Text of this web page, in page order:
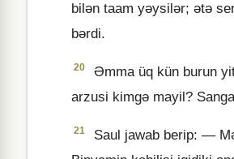
bilǝn taam yǝysilǝr; ǝtǝ
bǝrdi.
20
Əmma üq kün burun
arzusi kimgǝ mayil?
21
Saul jawab berip: —